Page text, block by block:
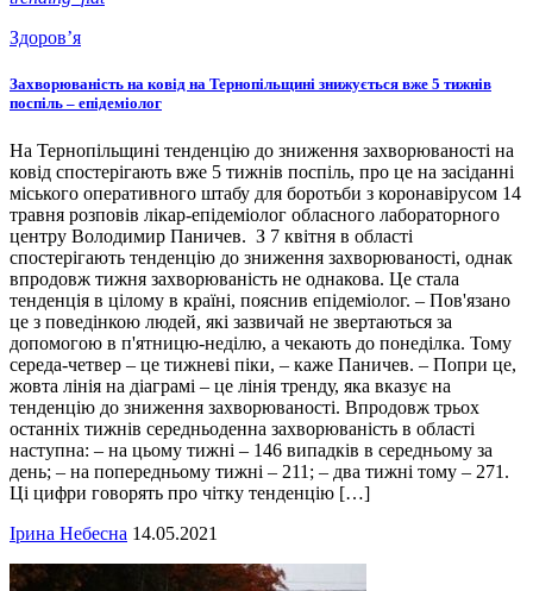
Здоров’я
Захворюваність на ковід на Тернопільщині знижується вже 5 тижнів
поспіль – епідеміолог
На Тернопільщині тенденцію до зниження захворюваності на
ковід спостерігають вже 5 тижнів поспіль, про це на засіданні
міського оперативного штабу для боротьби з коронавірусом 14
травня розповів лікар-епідеміолог обласного лабораторного
центру Володимир Паничев. З 7 квітня в області
спостерігають тенденцію до зниження захворюваності, однак
впродовж тижня захворюваність не однакова. Це стала
тенденція в цілому в країні, пояснив епідеміолог. – Пов'язано
це з поведінкою людей, які зазвичай не звертаються за
допомогою в п'ятницю-неділю, а чекають до понеділка. Тому
середа-четвер – це тижневі піки, – каже Паничев. – Попри це,
жовта лінія на діаграмі – це лінія тренду, яка вказує на
тенденцію до зниження захворюваності. Впродовж трьох
останніх тижнів середньоденна захворюваність в області
наступна: – на цьому тижні – 146 випадків в середньому за
день; – на попередньому тижні – 211; – два тижні тому – 271.
Ці цифри говорять про чітку тенденцію […]
Ірина Небесна 14.05.2021